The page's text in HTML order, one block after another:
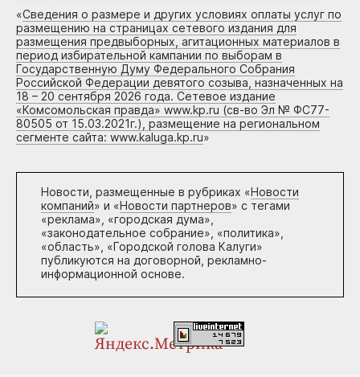
«Сведения о размере и других условиях оплаты услуг по
размещению на страницах сетевого издания для
размещения предвыборных, агитационных материалов в
период избирательной кампании по выборам в
Государственную Думу Федерального Собрания
Российской Федерации девятого созыва, назначенных на
18 – 20 сентября 2026 года. Сетевое издание
«Комсомольская правда» www.kp.ru (св-во Эл № ФС77-
80505 от 15.03.2021г.), размещение на региональном
сегменте сайта: www.kaluga.kp.ru»
Новости, размещенные в рубриках «Новости
компаний» и «Новости партнеров» с тегами
«реклама», «городская дума»,
«законодательное собрание», «политика»,
«область», «Городской голова Калуги»
публикуются на договорной, рекламно-
информационной основе.